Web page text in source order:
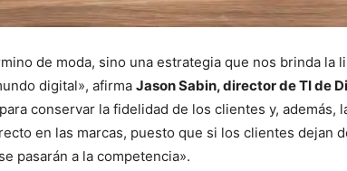
de moda, sino una estrategia que nos brinda la
digital», afirma Jason Sabin, director de TI de
conservar la fidelidad de los clientes y, además,
en las marcas, puesto que si los clientes dejan
pasarán a la competencia».